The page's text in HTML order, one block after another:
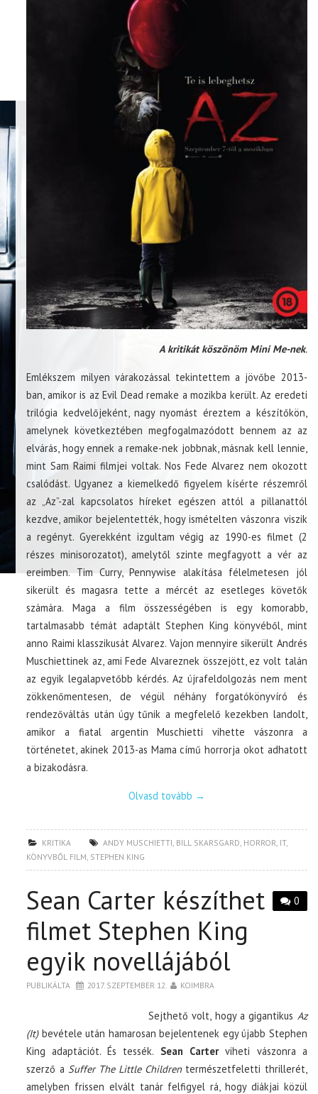
A kritikát köszönöm Mini Me-nek.
Emlékszem milyen várakozással tekintettem a jövőbe 2013-
ban, amikor is az Evil Dead remake a mozikba került. Az eredeti
trilógia kedvelőjeként, nagy nyomást éreztem a készítőkön,
amelynek következtében megfogalmazódott bennem az az
elvárás, hogy ennek a remake-nek jobbnak, másnak kell lennie,
mint Sam Raimi filmjei voltak. Nos Fede Alvarez nem okozott
csalódást. Ugyanez a kiemelkedő figyelem kísérte részemről
az „Az”-zal kapcsolatos híreket egészen attól a pillanattól
kezdve, amikor bejelentették, hogy ismételten vászonra viszik
a regényt. Gyerekként izgultam végig az 1990-es filmet (2
részes minisorozatot), amelytől szinte megfagyott a vér az
ereimben. Tim Curry, Pennywise alakítása félelmetesen jól
sikerült és magasra tette a mércét az esetleges követők
számára. Maga a film összességében is egy komorabb,
tartalmasabb témát adaptált Stephen King könyvéből, mint
anno Raimi klasszikusát Alvarez. Vajon mennyire sikerült Andrés
Muschiettinek az, ami Fede Alvareznek összejött, ez volt talán
az egyik legalapvetőbb kérdés. Az újrafeldolgozás nem ment
zökkenőmentesen, de végül néhány forgatókönyvíró és
rendezőváltás után úgy tűnik a megfelelő kezekben landolt,
amikor a fiatal argentin Muschietti vihette vászonra a
történetet, akinek 2013-as Mama című horrorja okot adhatott
a bizakodásra.
Olvasd tovább →
KRITIKA ANDY MUSCHIETTI BILL SKARSGARD HORROR IT,
KÖNYVBŐL FILM STEPHEN KING
0
Sean Carter készíthet
filmet Stephen King
egyik novellájából
PUBLIKÁLTA 2017. SZEPTEMBER 12. KOIMBRA
Sejthető volt, hogy a gigantikus Az
(It)bevétele után hamarosan bejelentenek egy újabb Stephen
King adaptációt. És tessék. Sean Carterviheti vászonra a
szerző a Suffer The Little Childrentermészetfeletti thrillerét,
amelyben frissen elvált tanár felfigyel rá, hogy diákjai közül